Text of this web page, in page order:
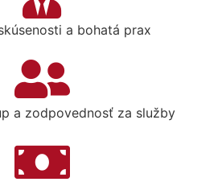
a bohatá prax
a zodpovednosť za služby